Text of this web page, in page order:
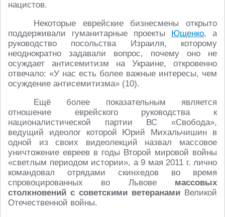
нацистов.
Некоторые еврейские бизнесмены открыто
поддерживали гуманитарные проекты Ющенко, а
руководство посольства Израиля, которому
неоднократно задавали вопрос, почему оно не
осуждает антисемитизм на Украине, откровенно
отвечало: «У нас есть более важные интересы, чем
осуждение антисемитизма» (10).
Ещё более показательным является
отношение еврейского руководства к
националистической партии ВС «Свобода»,
ведущий идеолог которой Юрий Михальчишин в
одной из своих видеолекций назвал массовое
уничтожение евреев в годы Второй мировой войны
«светлым периодом истории», а 9 мая 2011 г. лично
командовал отрядами скинхедов во время
спровоцированных во Львове массовых
столкновений с советскими ветеранами Великой
Отечественной войны.